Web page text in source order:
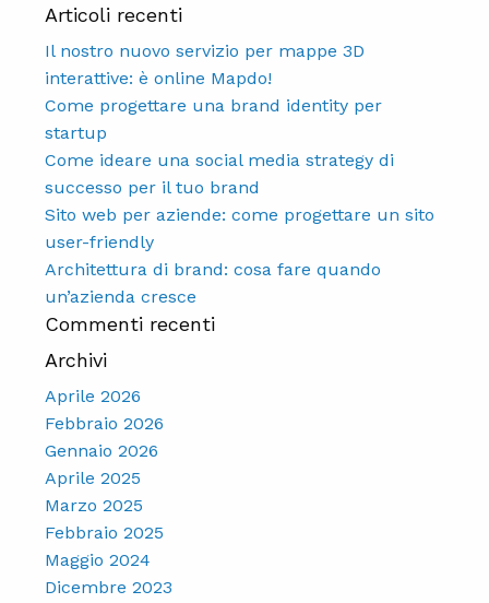
Articoli recenti
Il nostro nuovo servizio per mappe 3D
interattive: è online Mapdo!
Come progettare una brand identity per
startup
Come ideare una social media strategy di
successo per il tuo brand
Sito web per aziende: come progettare un sito
user-friendly
Architettura di brand: cosa fare quando
un’azienda cresce
Commenti recenti
Archivi
Aprile 2026
Febbraio 2026
Gennaio 2026
Aprile 2025
Marzo 2025
Febbraio 2025
Maggio 2024
Dicembre 2023